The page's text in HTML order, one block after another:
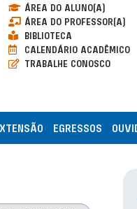
ÁREA DO ALUNO(A)
ÁREA DO PROFESSOR(A)
BIBLIOTECA
CALENDÁRIO ACADÊMICO
TRABALHE CONOSCO
EGRESSOS